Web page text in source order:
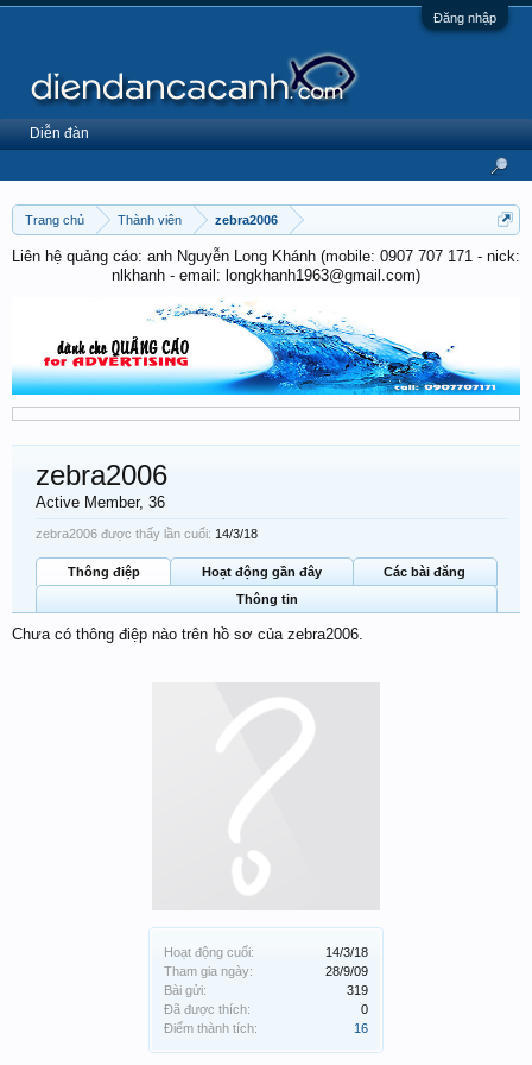
Đăng nhập
Trang chủ Thành viên zebra2006
Liên hệ quảng cáo: anh Nguyễn Long Khánh (mobile: 0907 707 171 - nick:
nlkhanh - email: longkhanh1963@gmail.com)
Hoạt động cuối:
14/3/18
Tham gia ngày:
28/9/09
Bài gửi:
319
Đã được thích:
0
Điểm thành tích:
16
zebra2006
Active Member, 36
zebra2006 được thấy lần cuối: 14/3/18
Thông điệp Hoạt động gần đây
Các bài đăng
Thông tin
Chưa có thông điệp nào trên hồ sơ của zebra2006.
Diễn đàn